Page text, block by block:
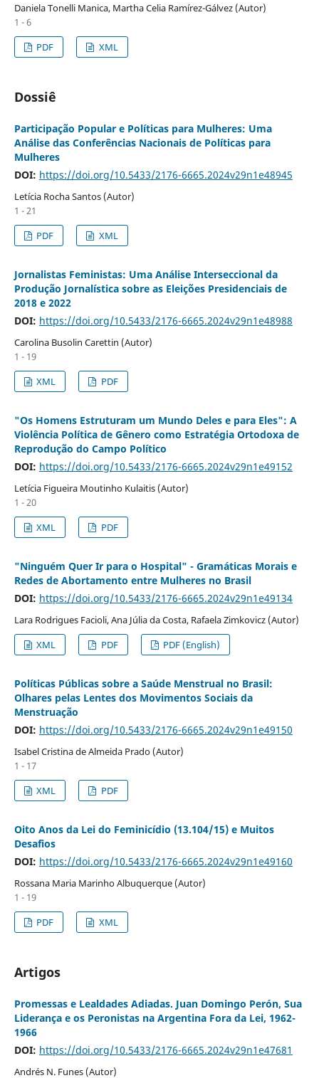
Daniela Tonelli Manica, Martha Celia Ramírez-Gálvez (Autor)
1 - 6
PDF
XML
Dossiê
Participação Popular e Políticas para Mulheres: Uma
Análise das Conferências Nacionais de Políticas para
Mulheres
DOI: https://doi.org/10.5433/2176-6665.2024v29n1e48945
Letícia Rocha Santos (Autor)
1 - 21
PDF
XML
Jornalistas Feministas: Uma Análise Interseccional da
Produção Jornalística sobre as Eleições Presidenciais de
2018 e 2022
DOI: https://doi.org/10.5433/2176-6665.2024v29n1e48988
Carolina Busolin Carettin (Autor)
1 - 19
XML
PDF
"Os Homens Estruturam um Mundo Deles e para Eles": A
Violência Política de Gênero como Estratégia Ortodoxa de
Reprodução do Campo Político
DOI: https://doi.org/10.5433/2176-6665.2024v29n1e49152
Letícia Figueira Moutinho Kulaitis (Autor)
1 - 20
XML
PDF
"Ninguém Quer Ir para o Hospital" - Gramáticas Morais e
Redes de Abortamento entre Mulheres no Brasil
DOI: https://doi.org/10.5433/2176-6665.2024v29n1e49134
Lara Rodrigues Facioli, Ana Júlia da Costa, Rafaela Zimkovicz (Autor)
XML
PDF PDF (English)
Políticas Públicas sobre a Saúde Menstrual no Brasil:
Olhares pelas Lentes dos Movimentos Sociais da
Menstruação
DOI: https://doi.org/10.5433/2176-6665.2024v29n1e49150
Isabel Cristina de Almeida Prado (Autor)
1 - 17
XML
PDF
Oito Anos da Lei do Feminicídio (13.104/15) e Muitos
Desafios
DOI: https://doi.org/10.5433/2176-6665.2024v29n1e49160
Rossana Maria Marinho Albuquerque (Autor)
1 - 19
PDF
XML
Artigos
Promessas e Lealdades Adiadas. Juan Domingo Perón, Sua
Liderança e os Peronistas na Argentina Fora da Lei, 1962-
1966
DOI: https://doi.org/10.5433/2176-6665.2024v29n1e47681
Andrés N. Funes (Autor)